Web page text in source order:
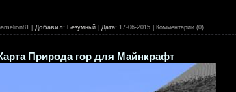
| Добавил: Безумный Дата: 17-06-2015 | Комментарии (0)
Карта Природа гор для Майнкрафт